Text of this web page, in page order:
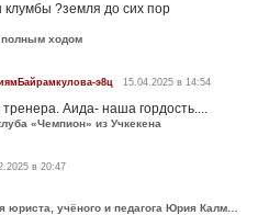
?земля до сих пор
полным ходом
э8ц 15.04.2025 в 14:54
Аида- наша гордость....
«Чемпион» из Учкекена
в 20:47
В Черкесске чествовали выдающегося юриста, учёного и педагога Юрия Калмыкова